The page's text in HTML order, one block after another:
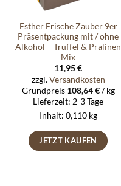
Esther Frische Zauber 9er
Präsentpackung mit / ohne
Alkohol – Trüffel & Pralinen
Mix
11,95€
zzgl.Versandkosten
Grundpreis 108,64€/kg
Lieferzeit: 2-3 Tage
Inhalt: 0,110 kg
JETZT KAUFEN